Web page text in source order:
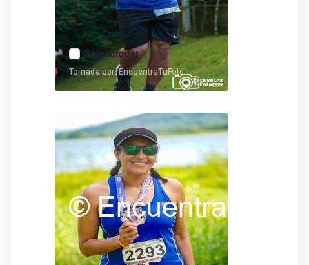
Seleccionar
Tomada por: EncuentraTuFoto